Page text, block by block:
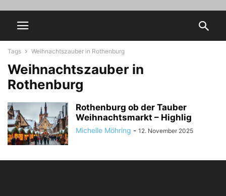
Tags Weihnachtszauber in Rothenburg
Weihnachtszauber in
Rothenburg
Rothenburg ob der Tauber
Weihnachtsmarkt – Highlig
Michelle Möhring - 12. November 2025